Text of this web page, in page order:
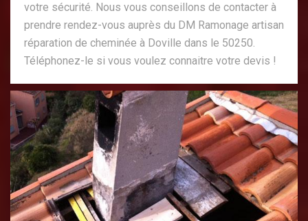
votre sécurité. Nous vous conseillons de contacter à
prendre rendez-vous auprès du DM Ramonage artisan
réparation de cheminée à Doville dans le 50250.
Téléphonez-le si vous voulez connaitre votre devis !